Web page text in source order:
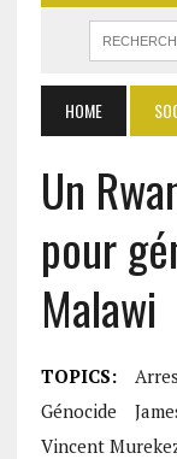
HOME
Un
pour
Malawi
TOPICS:
Génocide
Vincent